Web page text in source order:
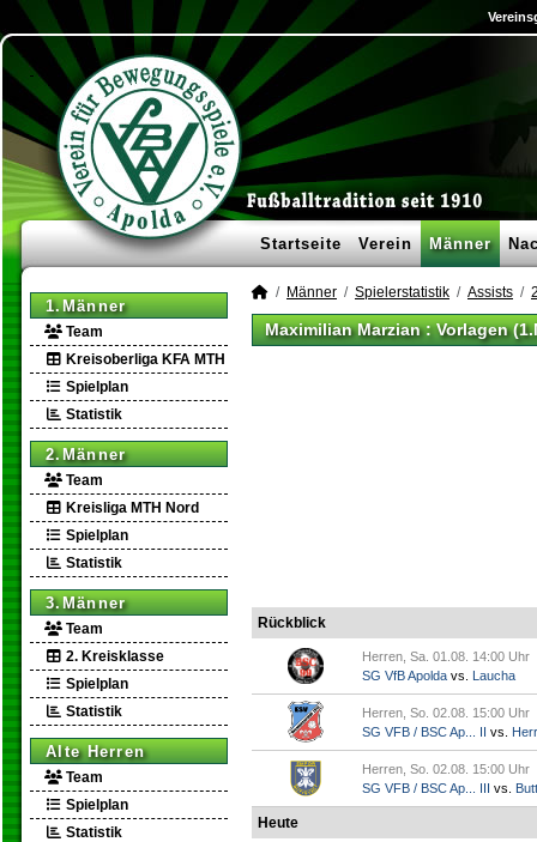
Startseite Verein Männer
1.Männer
Team
Kreisoberliga KFA MTH
Spielplan
Statistik
2.Männer
Team
Kreisliga MTH Nord
Spielplan
Statistik
3.Männer
Team
2. Kreisklasse
Spielplan
Statistik
Alte Herren
Team
Spielplan
Statistik
Männer Spielerstatistik Assists
Maximilian Marzian : Vorlagen
Rückblick
Herren, Sa. 01.08. 14:00 Uhr
SG VfB Apolda vs. Laucha
Herren, So. 02.08. 15:00 Uhr
SG VFB / BSC Ap... II vs.
Herren, So. 02.08. 15:00 Uhr
SG VFB / BSC Ap... III vs.
Heute